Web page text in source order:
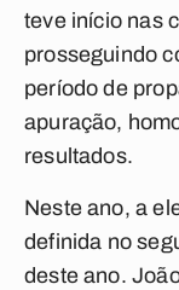
teve início nas
prosseguindo
período de
apuração,
resultados.
Neste ano, a
definida no
deste ano.